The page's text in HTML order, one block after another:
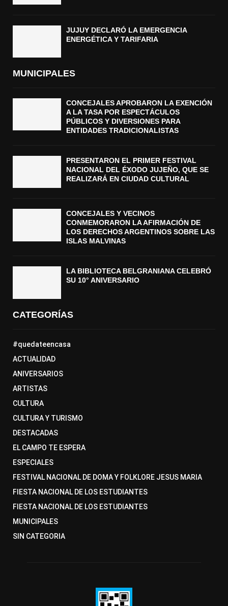
JUJUY DECLARÓ LA EMERGENCIA
ENERGÉTICA Y TARIFARIA
MUNICIPALES
CONCEJALES APROBARON LA EXENCIÓN
A LA TASA POR ESPECTÁCULOS
PÚBLICOS Y DIVERSIONES PARA
ENTIDADES TRADICIONALISTAS
PRESENTARON EL PRIMER FESTIVAL
NACIONAL DEL ÉXODO JUJEÑO, QUE SE
REALIZARÁ EN CIUDAD CULTURAL
CONCEJALES Y VECINOS
CONMEMORARON LA AFIRMACIÓN DE
LOS DERECHOS ARGENTINOS SOBRE LAS
ISLAS MALVINAS
LA BIBLIOTECA BELGRANIANA CELEBRÓ
SU 10° ANIVERSARIO
CATEGORÍAS
#quedateencasa
ACTUALIDAD
ANIVERSARIOS
ARTISTAS
CULTURA
CULTURA Y TURISMO
DESTACADAS
EL CAMPO TE ESPERA
ESPECIALES
FESTIVAL NACIONAL DE DOMA Y FOLKLORE JESUS MARIA
FIESTA NACIONAL DE LOS ESTUDIANTES
FIESTA NACIONAL DE LOS ESTUDIANTES
MUNICIPALES
SIN CATEGORIA